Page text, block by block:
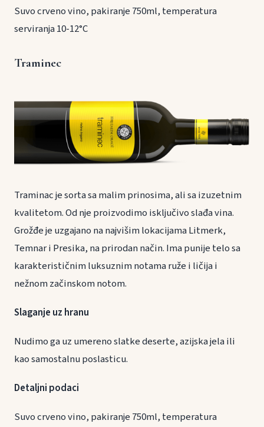
Suvo crveno vino, pakiranje 750ml, temperatura
serviranja 10-12°C
Traminec
Traminac je sorta sa malim prinosima, ali sa izuzetnim
kvalitetom. Od nje proizvodimo isključivo slađa vina.
Grožđe je uzgajano na najvišim lokacijama Litmerk,
Temnar i Presika, na prirodan način. Ima punije telo sa
karakterističnim luksuznim notama ruže i ličija i
nežnom začinskom notom.
Slaganje uz hranu
Nudimo ga uz umereno slatke deserte, azijska jela ili
kao samostalnu poslasticu.
Detaljni podaci
Suvo crveno vino, pakiranje 750ml, temperatura